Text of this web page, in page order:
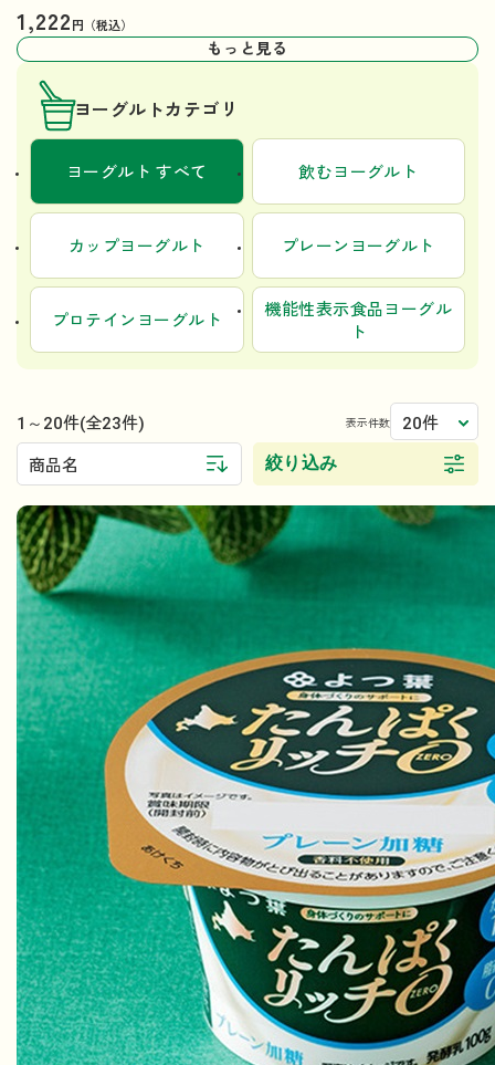
1,222円（税込）
もっと見る
ヨーグルトカテゴリ
ヨーグルト すべて 飲むヨーグルト
カップヨーグルト プレーンヨーグルト
プロテインヨーグルト
機能性表示食品ヨーグル
ト
1～20件(全23件) 表示件数 20件
商品名 絞り込み